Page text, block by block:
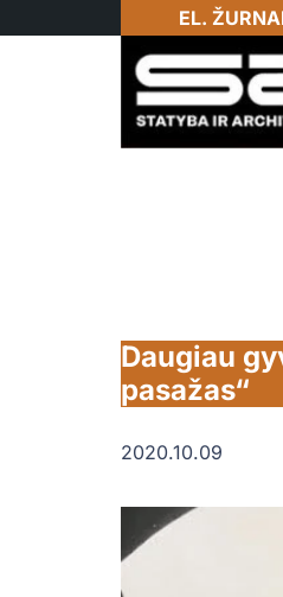
EL.
Daugiau
pasažas“
2020.10.09